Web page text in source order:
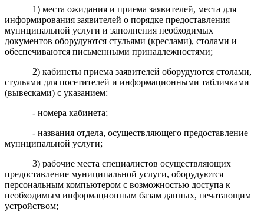
1) места ожидания и приема заявителей, места для
информирования заявителей о порядке предоставления
муниципальной услуги и заполнения необходимых
документов оборудуются стульями (креслами), столами и
обеспечиваются письменными принадлежностями;
2) кабинеты приема заявителей оборудуются столами,
стульями для посетителей и информационными табличками
(вывесками) с указанием:
- номера кабинета;
- названия отдела, осуществляющего предоставление
муниципальной услуги;
3) рабочие места специалистов осуществляющих
предоставление муниципальной услуги, оборудуются
персональным компьютером с возможностью доступа к
необходимым информационным базам данных, печатающим
устройством;